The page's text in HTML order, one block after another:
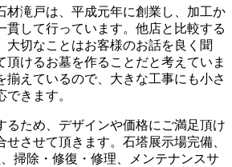
材滝戸は、平成元年に創業し、加工か
貫して行っています。他店と比較する
大切なことはお客様のお話を良く聞
頂けるお墓を作ることだと考えていま
揃えているので、大きな工事にも小さ
きます。
るため、デザインや価格にご満足頂け
せさせて頂きます。石塔展示場完備、
掃除・修復・修理、メンテナンスサ